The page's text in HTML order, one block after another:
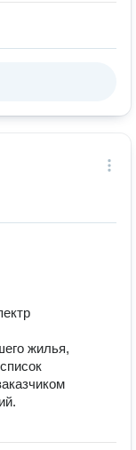
жилья,